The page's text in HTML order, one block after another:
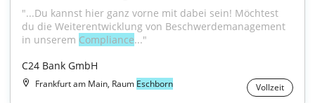
"...Du kannst hier ganz vorne mit dabei sein! Möchtest
du die Weiterentwicklung von Beschwerdemanagement
in unserem Compliance..."
C24 Bank GmbH
Frankfurt am Main, Raum Eschborn Vollzeit